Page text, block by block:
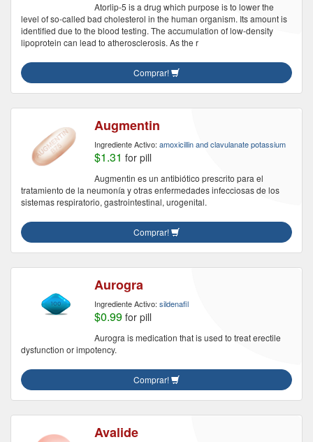
Atorlip-5 is a drug which purpose is to lower the
level of so-called bad cholesterol in the human organism. Its amount is
identified due to the blood testing. The accumulation of low-density
lipoprotein can lead to atherosclerosis. As the r
Comprar!
Augmentin
Ingrediente Activo: amoxicillin and clavulanate potassium
$1.31 for pill
Augmentin es un antibiótico prescrito para el
tratamiento de la neumonía y otras enfermedades infecciosas de los
sistemas respiratorio, gastrointestinal, urogenital.
Comprar!
Aurogra
Ingrediente Activo: sildenafil
$0.99 for pill
Aurogra is medication that is used to treat erectile
dysfunction or impotency.
Comprar!
Avalide